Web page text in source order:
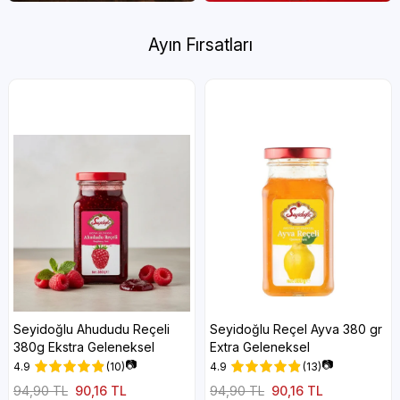
Ayın Fırsatları
Seyidoğlu Ahududu Reçeli
380g Ekstra Geleneksel
4.9 (10)📷
90,16 TL
94,90 TL
Seyidoğlu Reçel Ayva 380 gr
Extra Geleneksel
4.9 (13)📷
90,16 TL
94,90 TL